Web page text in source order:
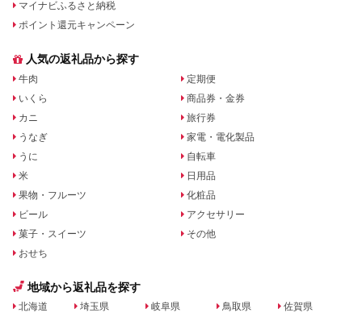
マイナビふるさと納税
ポイント還元キャンペーン
人気の返礼品から探す
牛肉
いくら
カニ
うなぎ
うに
米
果物・フルーツ
ビール
菓子・スイーツ
おせち
定期便
商品券・金券
旅行券
家電・電化製品
自転車
日用品
化粧品
アクセサリー
その他
地域から返礼品を探す
北海道 埼玉県 岐阜県 鳥取県 佐賀県